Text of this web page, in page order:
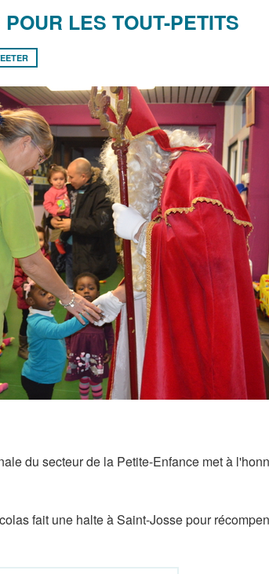
LES TOUT-PETITS
du secteur de la Petite-Enfance met à
fait une halte à Saint-Josse pour